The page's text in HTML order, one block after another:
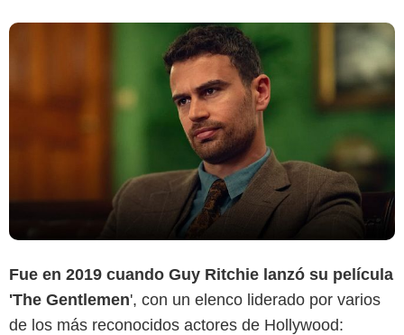
Fue en 2019 cuando Guy Ritchie lanzó su película
'The Gentlemen', con un elenco liderado por varios
de los más reconocidos actores de Hollywood: